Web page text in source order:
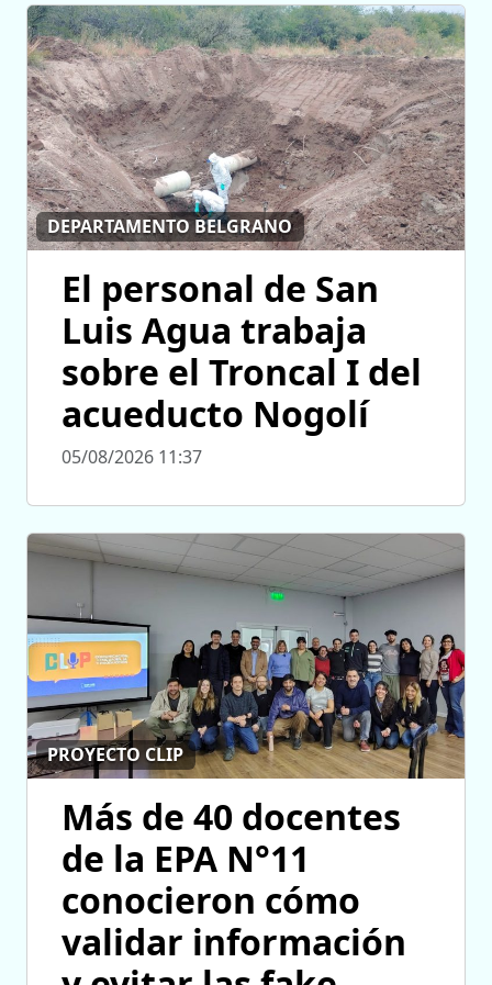
DEPARTAMENTO BELGRANO
El personal de San
Luis Agua trabaja
sobre el Troncal I del
acueducto Nogolí
05/08/2026 11:37
PROYECTO CLIP
Más de 40 docentes
de la EPA N°11
conocieron cómo
validar información